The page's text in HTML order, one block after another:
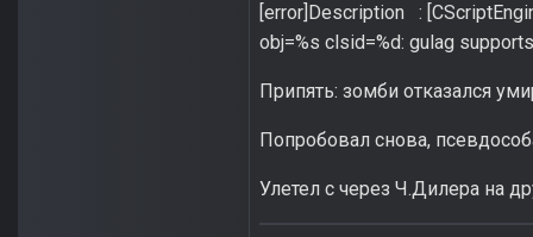
[error]Description :
obj=%s clsid=%d: gulag
Припять: зомби отказался
Попробовал снова,
Улетел с через Ч.Дилера на